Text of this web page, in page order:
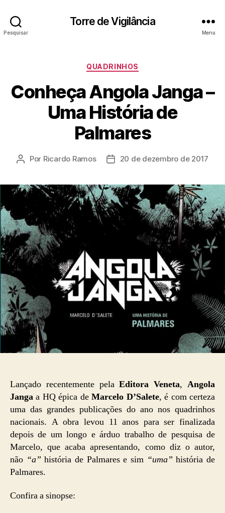
Pesquisar
Torre de Vigilância
Menu
Categorias
QUADRINHOS
Conheça Angola Janga –
Uma História de
Palmares
Autor
Por Ricardo Ramos
Data20 de dezembro de 2017
Lançado recentemente pelaEditora Veneta,Angola
Janga a HQ épica deMarcelo D’Salete, é com certeza
uma das grandes publicações do ano nos quadrinhos
nacionais. A obra levou 11 anos para ser finalizada
depois de um longo e árduo trabalho de pesquisa de
Marcelo, que acaba apresentando, como diz o autor,
não “a” história de Palmares e sim “uma” história de
Palmares.
Confira a sinopse: